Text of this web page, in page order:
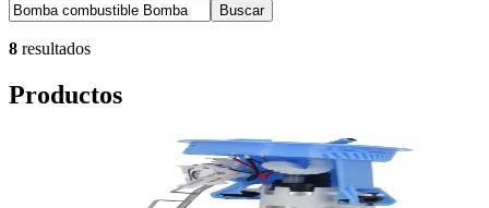
Buscar
8 resultados
Productos